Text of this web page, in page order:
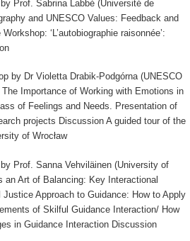
Prof. Sabrina Labbé (Université de
and UNESCO Values: Feedback and
‘L’autobiographie raisonnée’:
by Dr Violetta Drabik-Podgórna (UNESCO
Importance of Working with Emotions in
of Feelings and Needs. Presentation of
projects Discussion A guided tour of the
of Wrocław
Prof. Sanna Vehviläinen (University of
an Art of Balancing: Key Interactional
Approach to Guidance: How to Apply
of Skilful Guidance Interaction/ How
in Guidance Interaction Discussion